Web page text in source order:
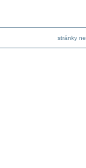
stránky